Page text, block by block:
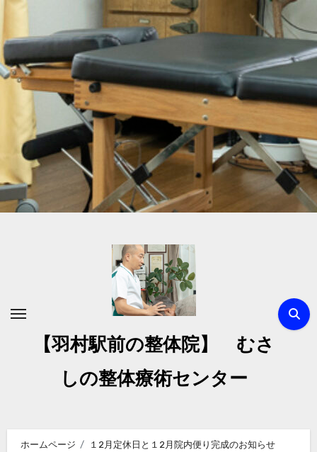
を
ス
【羽村駅前の整体院】 むさ
しの整体療術センター
ホームページ １2月定休日と１2月院内便り完成のお知らせ